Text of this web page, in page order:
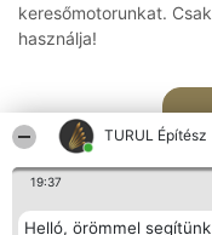
TURUL Építész
19:37
Helló, örömmel
keresőmotorunkat.
használja!